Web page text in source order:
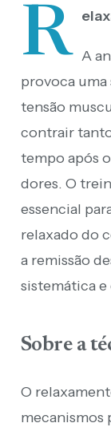
R A
provoca
tensão
contrair
tempo após
dores. O
essencial
relaxado do
a remissão
sistemática e
Sobre a
O
mecanismos